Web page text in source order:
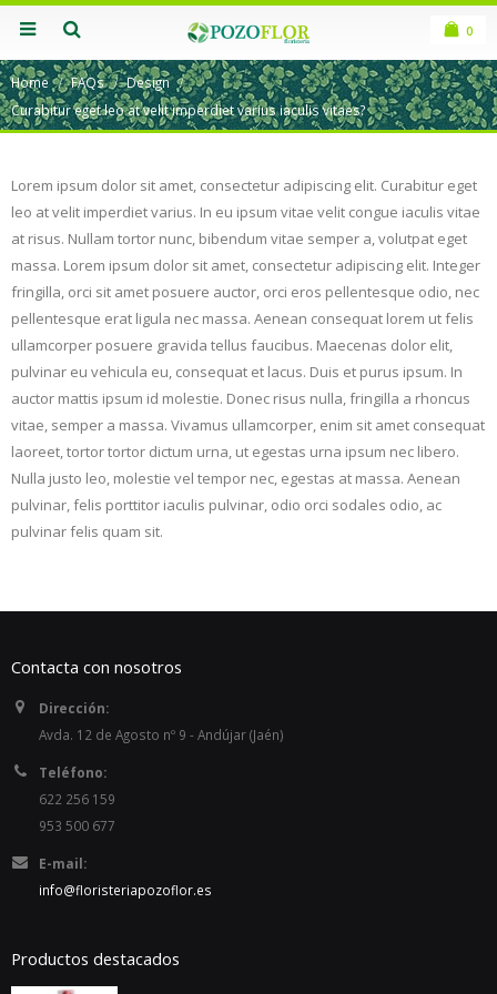
0
Home FAQs
Design
Curabitur eget leo at velit imperdiet varius iaculis vitaes?
Lorem ipsum dolor sit amet, consectetur adipiscing elit. Curabitur eget
leo at velit imperdiet varius. In eu ipsum vitae velit congue iaculis vitae
at risus. Nullam tortor nunc, bibendum vitae semper a, volutpat eget
massa. Lorem ipsum dolor sit amet, consectetur adipiscing elit. Integer
fringilla, orci sit amet posuere auctor, orci eros pellentesque odio, nec
pellentesque erat ligula nec massa. Aenean consequat lorem ut felis
ullamcorper posuere gravida tellus faucibus. Maecenas dolor elit,
pulvinar eu vehicula eu, consequat et lacus. Duis et purus ipsum. In
auctor mattis ipsum id molestie. Donec risus nulla, fringilla a rhoncus
vitae, semper a massa. Vivamus ullamcorper, enim sit amet consequat
laoreet, tortor tortor dictum urna, ut egestas urna ipsum nec libero.
Nulla justo leo, molestie vel tempor nec, egestas at massa. Aenean
pulvinar, felis porttitor iaculis pulvinar, odio orci sodales odio, ac
pulvinar felis quam sit.
Contacta con nosotros
Dirección:
Avda. 12 de Agosto nº 9 - Andújar (Jaén)
Teléfono:
622 256 159
953 500 677
E-mail:
info@floristeriapozoflor.es
Productos destacados